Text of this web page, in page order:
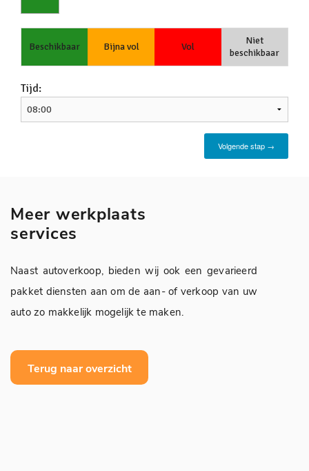
Meer werkplaats
services
Naast autoverkoop, bieden wij ook een gevarieerd
pakket diensten aan om de aan- of verkoop van uw
auto zo makkelijk mogelijk te maken.
Terug naar overzicht